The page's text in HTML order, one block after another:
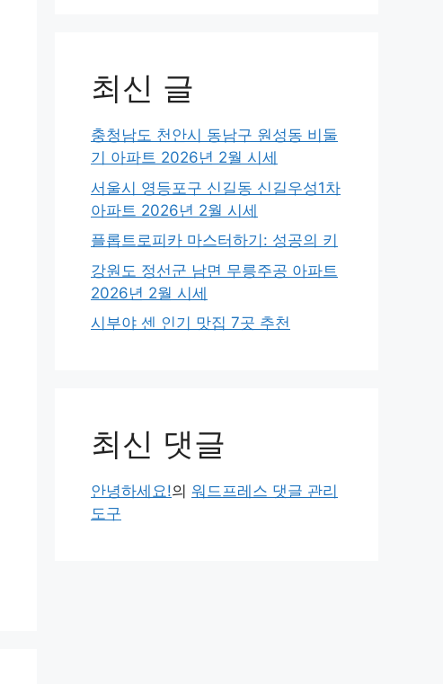
최신 글
충청남도 천안시 동남구 원성동 비둘
기 아파트 2026년 2월 시세
서울시 영등포구 신길동 신길우성1차
아파트 2026년 2월 시세
플롭트로피카 마스터하기: 성공의 키
강원도 정선군 남면 무릉주공 아파트
2026년 2월 시세
시부야 센 인기 맛집 7곳 추천
최신 댓글
안녕하세요!의 워드프레스 댓글 관리
도구